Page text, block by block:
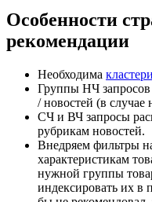
Особенности
рекомендации
Необходима
Группы НЧ запросов
/ новостей (в случае
СЧ и ВЧ запросы
рубрикам новостей.
Внедряем фильтры
характеристикам
нужной группы
индексировать их в